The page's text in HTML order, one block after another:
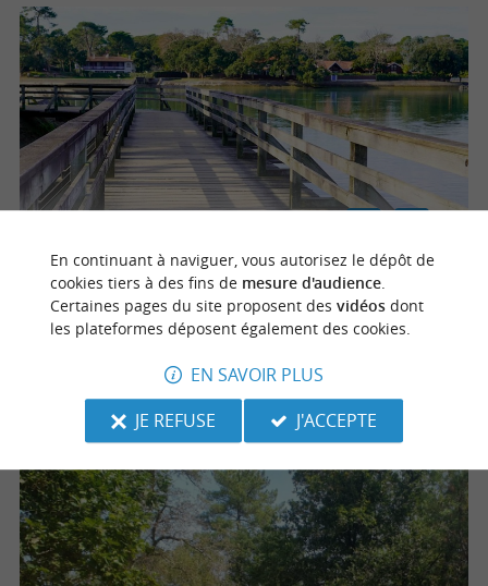
Plage du Lac Marin – Boucle Forêt des Landes by Joe Bike
Soort-Hossegor
55,8 km
En continuant à naviguer, vous autorisez le dépôt de
cookies tiers à des fins de mesure d'audience.
Certaines pages du site proposent des vidéosdont
les plateformes déposent également des cookies.
EN SAVOIR PLUS
JE REFUSE
J'ACCEPTE